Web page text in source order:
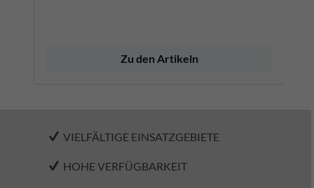
Zu den Artikeln
VIELFÄLTIGE EINSATZGEBIETE
HOHE VERFÜGBARKEIT